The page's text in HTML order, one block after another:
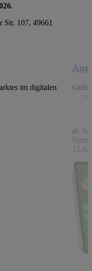
.
Str. 107, 49661
im digitalen
dt.